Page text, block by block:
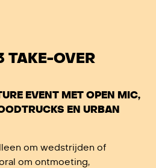
TAKE-OVER
EVENT MET OPEN MIC,
EN URBAN
om wedstrijden of
om ontmoeting,